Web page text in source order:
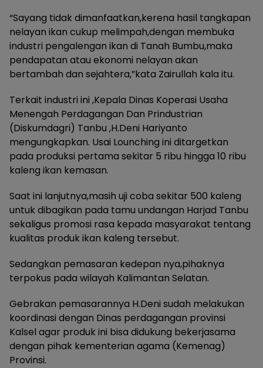
“Sayang tidak dimanfaatkan,kerena hasil tangkapan
nelayan ikan cukup melimpah,dengan membuka
industri pengalengan ikan di Tanah Bumbu,maka
pendapatan atau ekonomi nelayan akan
bertambah dan sejahtera,”kata Zairullah kala itu.
Terkait industri ini ,Kepala Dinas Koperasi Usaha
Menengah Perdagangan Dan Prindustrian
(Diskumdagri) Tanbu ,H.Deni Hariyanto
mengungkapkan. Usai Lounching ini ditargetkan
pada produksi pertama sekitar 5 ribu hingga 10 ribu
kaleng ikan kemasan.
Saat ini lanjutnya,masih uji coba sekitar 500 kaleng
untuk dibagikan pada tamu undangan Harjad Tanbu
sekaligus promosi rasa kepada masyarakat tentang
kualitas produk ikan kaleng tersebut.
Sedangkan pemasaran kedepan nya,pihaknya
terpokus pada wilayah Kalimantan Selatan.
Gebrakan pemasarannya H.Deni sudah melakukan
koordinasi dengan Dinas perdagangan provinsi
Kalsel agar produk ini bisa didukung bekerjasama
dengan pihak kementerian agama (Kemenag)
Provinsi.